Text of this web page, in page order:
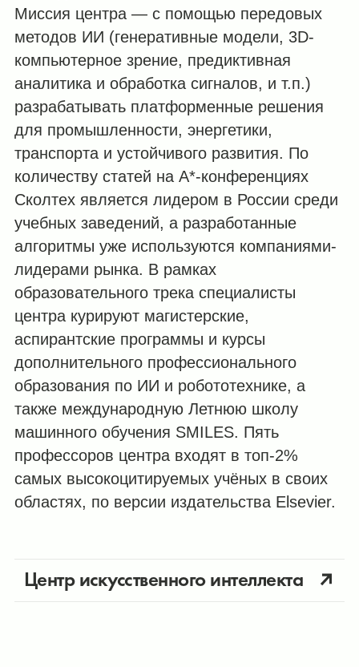
Миссия центра — с помощью передовых
методов ИИ (генеративные модели, 3D-
компьютерное зрение, предиктивная
аналитика и обработка сигналов, и т.п.)
разрабатывать платформенные решения
для промышленности, энергетики,
транспорта и устойчивого развития. По
количеству статей на A*-конференциях
Сколтех является лидером в России среди
учебных заведений, а разработанные
алгоритмы уже используются компаниями-
лидерами рынка. В рамках
образовательного трека специалисты
центра курируют магистерские,
аспирантские программы и курсы
дополнительного профессионального
образования по ИИ и робототехнике, а
также международную Летнюю школу
машинного обучения SMILES. Пять
профессоров центра входят в топ-2%
самых высокоцитируемых учёных в своих
областях, по версии издательства Elsevier.
Центр искусственного интеллекта